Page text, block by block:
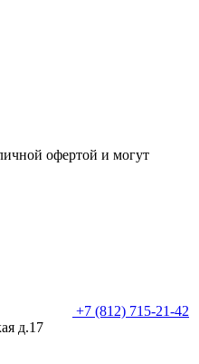
офертой и могут
+7 (812) 715-21-42
д.17